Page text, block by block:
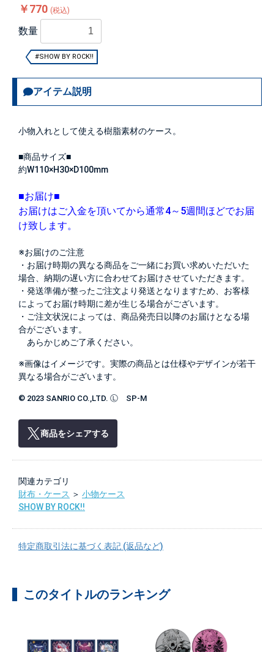
￥770 (税込)
数量
#SHOW BY ROCK!!
アイテム説明
小物入れとして使える樹脂素材のケース。
■商品サイズ■
約W110×H30×D100mm
■お届け■
お届けはご入金を頂いてから通常4～5週間ほどでお届
け致します。
※お届けのご注意
・お届け時期の異なる商品をご一緒にお買い求めいただいた
場合、納期の遅い方に合わせてお届けさせていただきます。
・発送準備が整ったご注文より発送となりますため、お客様
によってお届け時期に差が生じる場合がございます。
・ご注文状況によっては、商品発売日以降のお届けとなる場
合がございます。
あらかじめご了承ください。
※画像はイメージです。実際の商品とは仕様やデザインが若干
異なる場合がございます。
© 2023 SANRIO CO.,LTD. Ⓛ SP-M
商品をシェアする
関連カテゴリ
財布・ケース ＞ 小物ケース
SHOW BY ROCK!!
特定商取引法に基づく表記 (返品など)
このタイトルのランキング